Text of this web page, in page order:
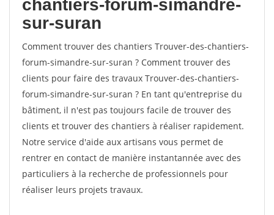
chantiers-forum-simandre-
sur-suran
Comment trouver des chantiers Trouver-des-chantiers-
forum-simandre-sur-suran ? Comment trouver des
clients pour faire des travaux Trouver-des-chantiers-
forum-simandre-sur-suran ? En tant qu'entreprise du
bâtiment, il n'est pas toujours facile de trouver des
clients et trouver des chantiers à réaliser rapidement.
Notre service d'aide aux artisans vous permet de
rentrer en contact de manière instantannée avec des
particuliers à la recherche de professionnels pour
réaliser leurs projets travaux.